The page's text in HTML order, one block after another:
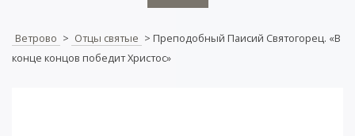
Ветрово > Отцы святые > Преподобный Паисий Святогорец. «В
конце концов победит Христос»